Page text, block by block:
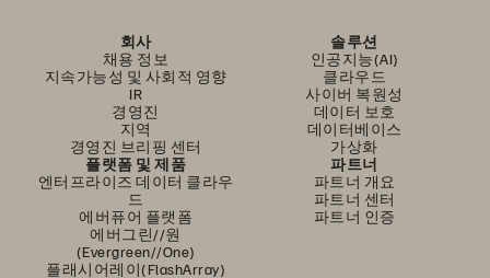
회사
채용 정보
지속가능성 및 사회적 영향
IR
경영진
지역
경영진 브리핑 센터
솔루션
인공지능(AI)
클라우드
사이버 복원성
데이터 보호
데이터베이스
가상화
플랫폼 및 제품
엔터프라이즈 데이터 클라우
드
에버퓨어 플랫폼
에버그린//원
(Evergreen//One)
플래시어레이(FlashArray)
파트너
파트너 개요
파트너 센터
파트너 인증